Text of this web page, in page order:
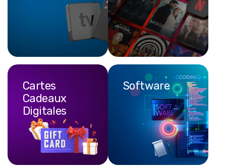
Cartes
Cadeaux
Digitales
Software